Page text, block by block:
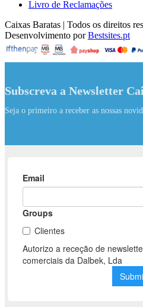
Livro de Reclamações
Caixas Baratas | Todos os direitos
Desenvolvimento porBestsites.pt
Subscreva a Newsletter
Seja o primeiro a receber as nossas